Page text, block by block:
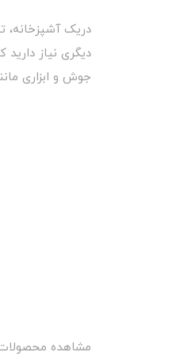
دریک آشپزخانه،
دیگری نیاز
جوش و ابزاری
مشاهده